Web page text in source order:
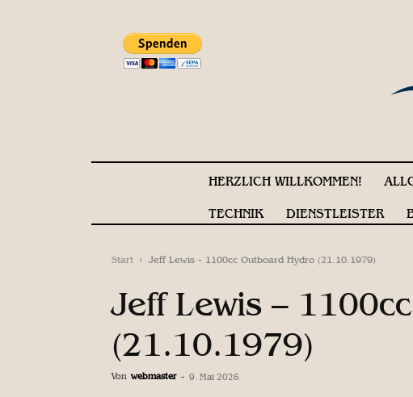
HERZLICH WILLKOMMEN!
TECHNIK DIENSTLEISTER
Start Jeff Lewis - 1100cc Outboard Hydro (21.10.1979)
Jeff Lewis –
(21.10.1979)
Von webmaster - 9. Mai 2026